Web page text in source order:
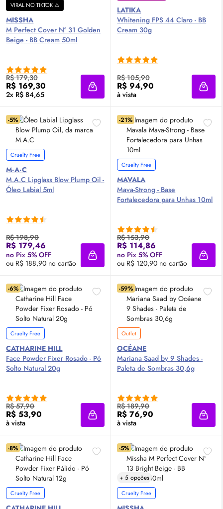
VIRAL NO TIKTOK ⚠️
MISSHA
M Perfect Cover Nº 31 Golden
Beige - BBCream 50ml
R$ 179,30
R$ 169,30
2x R$ 84,65 Adicionar à sacola
LATIKA
Whitening FPS 44 Claro - BB
Cream 30g
R$ 105,90
R$ 94,90
à vista
-5%
Cruelty Free
M·A·C
M.A.C Lipglass Blow PlumpOil -
Óleo Labial 5ml
R$ 198,90
R$ 179,46
no Pix 5% OFF
ou R$ 188,90 no cartão
Adicionar à sacola
-21%
Cruelty Free
MAVALA
Mava-Strong - Base
Fortalecedora para Unhas 10ml
R$ 153,90
R$ 114,86
no Pix 5% OFF
ou R$ 120,90 no cartão
-6%
Cruelty Free
CATHARINE HILL
Face Powder Fixer Rosado - Pó
Solto Natural 20g
R$ 57,90
R$ 53,90
à vista Adicionar à sacola
-59%
Outlet
OCÉANE
Mariana Saad by 9 Shades -
Paleta de Sombras 30,6g
R$ 189,90
R$ 76,90
à vista
-8%
Cruelty Free
-5%
+ 5 opções
Cruelty Free